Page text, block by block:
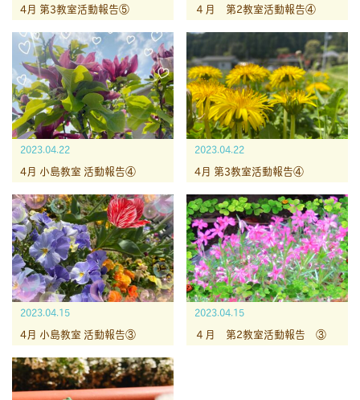
4月 第3教室活動報告⑤ ４月 第2教室活動報告④
2023.04.22
4月 小島教室 活動報告④
2023.04.22
4月 第3教室活動報告④
2023.04.15
4月 小島教室 活動報告③
2023.04.15
４月 第2教室活動報告 ③